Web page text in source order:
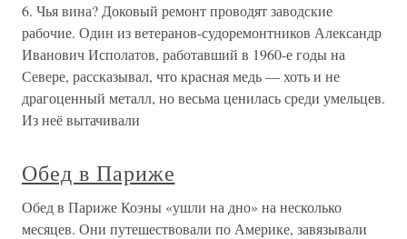
6. Чья вина? Доковый ремонт проводят заводские
рабочие. Один из ветеранов-судоремонтников Александр
Иванович Исполатов, работавший в 1960-е годы на
Севере, рассказывал, что красная медь — хоть и не
драгоценный металл, но весьма ценилась среди умельцев.
Из неё вытачивали
Обед в Париже
Обед в Париже Коэны «ушли на дно» на несколько
месяцев. Они путешествовали по Америке, завязывали